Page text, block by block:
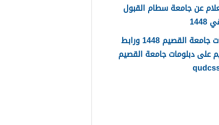
عن جامعة سطام القبول
دبلومات جامعة القصيم 1448 ورابط
على دبلومات جامعة القصيم